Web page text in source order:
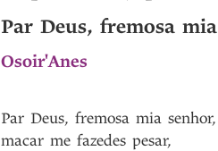
Par Deus, fremosa
Osoir'Anes
Par Deus, fremosa mia senhor,
macar me fazedes pesar,